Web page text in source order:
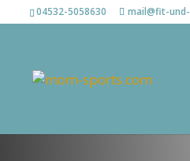
04532-5058630 mail@fit-